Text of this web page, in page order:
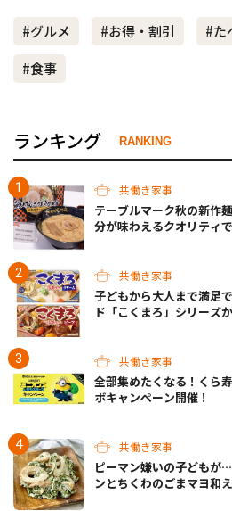
#グルメ #お得・割引
#た
#食事
ランキング RANKING
共働き家事
テーブルマーク秋の新作
分が味わえるクオリティ
共働き家事
子どもから大人まで満足
ド「こくまろ」シリーズ
共働き家事
全部集めたくなる！くら
ボキャンペーン開催！
共働き家事
ピーマン嫌いの子どもが
ンとちくわのごまマヨ和